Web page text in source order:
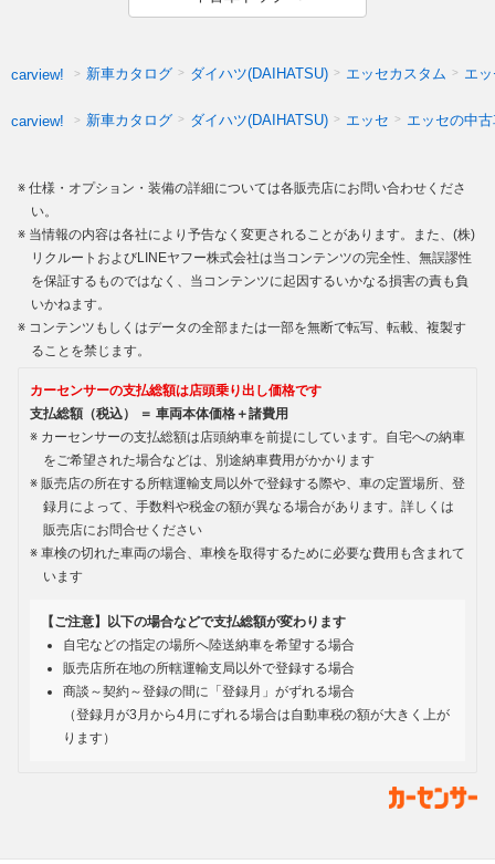
carview! 新車カタログ ダイハツ(DAIHATSU) エッセカスタム エ
carview! 新車カタログ ダイハツ(DAIHATSU) エッセ エッセの中
仕様・オプション・装備の詳細については各販売店にお問い合わせくださ
い。
当情報の内容は各社により予告なく変更されることがあります。また、(株)
リクルートおよびLINEヤフー株式会社は当コンテンツの完全性、無誤謬性
を保証するものではなく、当コンテンツに起因するいかなる損害の責も負
いかねます。
コンテンツもしくはデータの全部または一部を無断で転写、転載、複製す
ることを禁じます。
カーセンサーの支払総額は店頭乗り出し価格です
支払総額（税込） ＝ 車両本体価格＋諸費用
カーセンサーの支払総額は店頭納車を前提にしています。自宅への納車
をご希望された場合などは、別途納車費用がかかります
販売店の所在する所轄運輸支局以外で登録する際や、車の定置場所、登
録月によって、手数料や税金の額が異なる場合があります。詳しくは
販売店にお問合せください
車検の切れた車両の場合、車検を取得するために必要な費用も含まれて
います
【ご注意】以下の場合などで支払総額が変わります
自宅などの指定の場所へ陸送納車を希望する場合
販売店所在地の所轄運輸支局以外で登録する場合
商談～契約～登録の間に「登録月」がずれる場合
（登録月が3月から4月にずれる場合は自動車税の額が大きく上が
ります）